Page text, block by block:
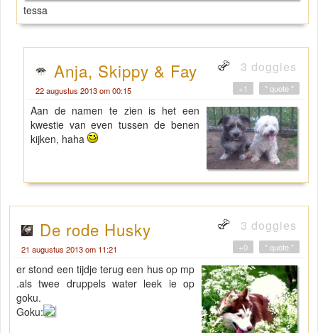
tessa
Anja, Skippy & Fay 3 doggies
22 augustus 2013 om 00:15 " quote "
+1
Aan de namen te zien is het een
kwestie van even tussen de benen
kijken, haha
De rode Husky 3 doggies
21 augustus 2013 om 11:21 " quote "
+0
er stond een tijdje terug een hus op mp
.als twee druppels water leek ie op
goku.
Goku: